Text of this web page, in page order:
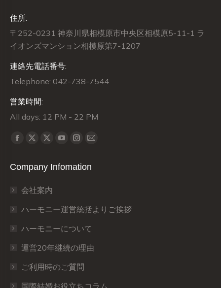
住所:
〒252-0231 神奈川県相模原市中央区相模原5-11-1 ラ
イオンズマンション相模原第7-1207
連絡先電話番号:
Telephone: 042-738-7544
営業時間:
All days: 12 PM - 22 PM
Find us on:
Facebook
opens
new
window
X
opens
new
window
X
opens
new
window
YouTube
opens
window
Instagram
opens
window
Mail
opens
window
Company Infomation
会社案内
ハーモニー運営統括よりご挨拶
ハーモニーについて
運営20年継続の理由
ご利用時のご質問